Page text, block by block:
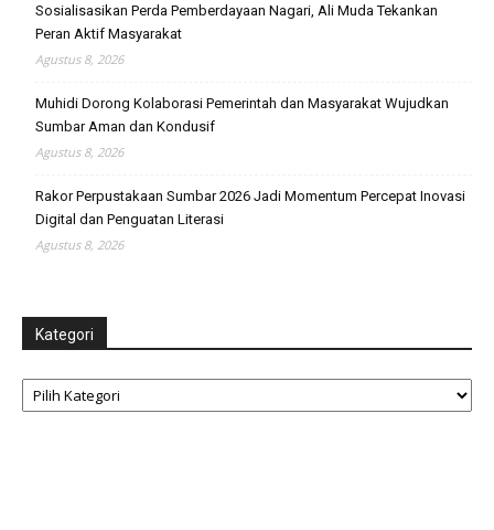
Sosialisasikan Perda Pemberdayaan Nagari, Ali Muda Tekankan
Peran Aktif Masyarakat
Agustus 8, 2026
Muhidi Dorong Kolaborasi Pemerintah dan Masyarakat Wujudkan
Sumbar Aman dan Kondusif
Agustus 8, 2026
Rakor Perpustakaan Sumbar 2026 Jadi Momentum Percepat Inovasi
Digital dan Penguatan Literasi
Agustus 8, 2026
Kategori
Kategori